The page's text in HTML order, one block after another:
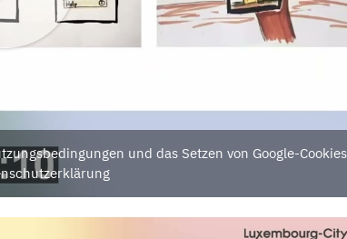
und das Setzen von Google-